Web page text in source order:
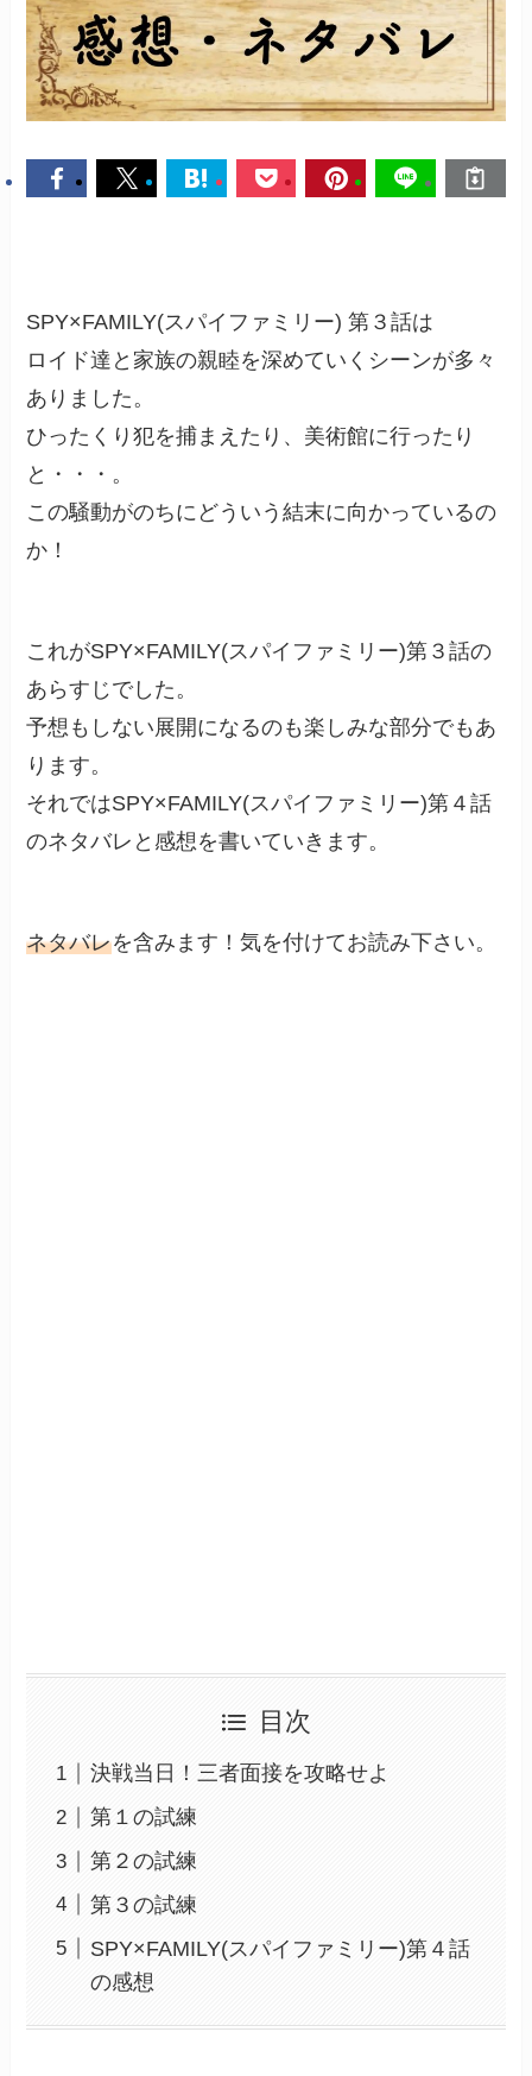
SPY×FAMILY(スパイファミリー) 第３話は
ロイド達と家族の親睦を深めていくシーンが多々
ありました。
ひったくり犯を捕まえたり、美術館に行ったり
と・・・。
この騒動がのちにどういう結末に向かっているの
か！
これがSPY×FAMILY(スパイファミリー)第３話の
あらすじでした。
予想もしない展開になるのも楽しみな部分でもあ
ります。
それではSPY×FAMILY(スパイファミリー)第４話
のネタバレと感想を書いていきます。
ネタバレを含みます！気を付けてお読み下さい。
目次
決戦当日！三者面接を攻略せよ
第１の試練
第２の試練
第３の試練
SPY×FAMILY(スパイファミリー)第４話
の感想